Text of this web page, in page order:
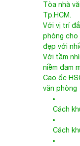
Tòa nhà
Tp.HCM.
Với vị trí
phòng cho
đẹp với
Với tầm
niềm đam
Cao ốc
văn phòng
Cách
Cách